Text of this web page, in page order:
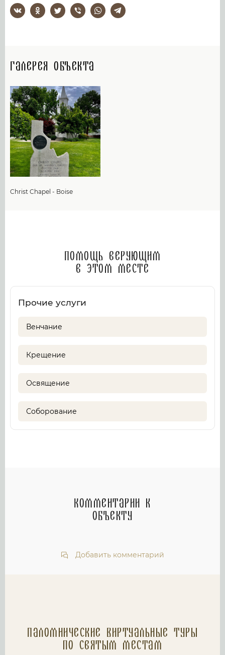
Галерея объекта
Christ Chapel - Boise
Помощь верующим
в этом месте
Прочие услуги
Венчание
Крещение
Освящение
Соборование
Комментарии к
объекту
Добавить комментарий
Паломнические Виртуальные туры
по святым местам